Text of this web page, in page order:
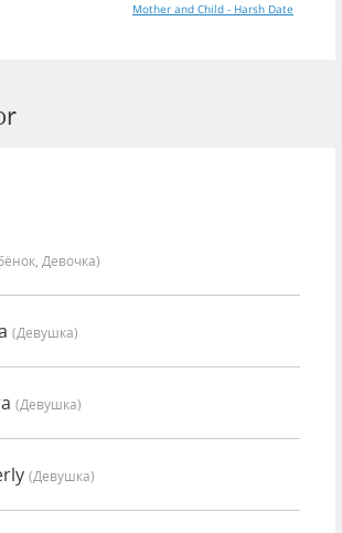
Mother and Child - Harsh Date
Девочка)
(девушка)
(девушка)
(девушка)